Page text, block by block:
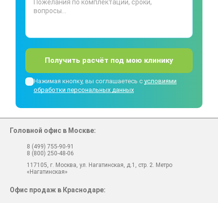
Получить расчёт под мою клинику
Нажимая кнопку, вы соглашаетесь с условиями
обработки персональных данных
Головной офис в Москве:
8 (499) 755-90-91
8 (800) 250-48-06
117105, г. Москва, ул. Нагатинская, д.1, стр. 2. Метро
«Нагатинская»
Офис продаж в Краснодаре: